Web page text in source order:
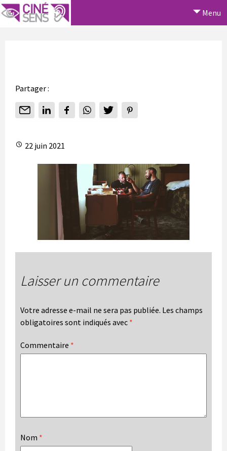
Menu
Partager :
22 juin 2021
Laisser un commentaire
Votre adresse e-mail ne sera pas publiée. Les champs
obligatoires sont indiqués avec *
Commentaire *
Nom *